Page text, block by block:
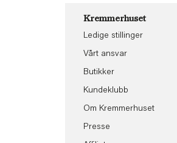
Kremmerhuset
Ledige stillinger
Vårt ansvar
Butikker
Kundeklubb
Om Kremmerhuset
Presse